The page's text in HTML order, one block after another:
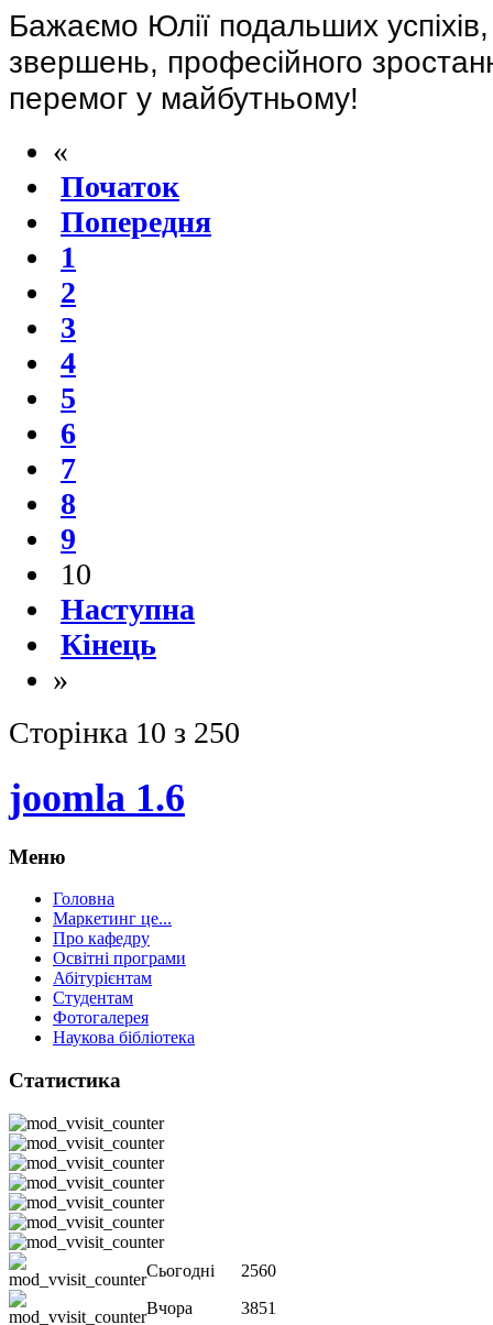
Бажаємо Юлії подальших
звершень, професійного
перемог у майбутньому!
«
Початок
Попередня
1
2
3
4
5
6
7
8
9
10
Наступна
Кінець
»
Сторінка 10 з 250
joomla 1.6
Меню
Головна
Маркетинг це...
Про кафедру
Освітні програми
Абітурієнтам
Студентам
Фотогалерея
Наукова бібліотека
Статистика
Сьогодні
2560
Вчора
3851